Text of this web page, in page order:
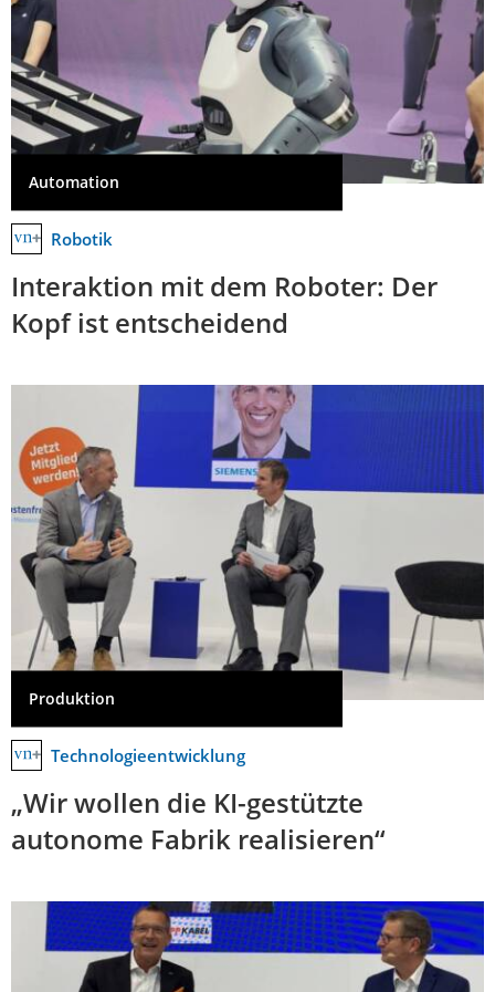
Automation
Robotik
Interaktion mit dem Roboter: Der
Kopf ist entscheidend
Produktion
Technologieentwicklung
„Wir wollen die KI-gestützte
autonome Fabrik realisieren“